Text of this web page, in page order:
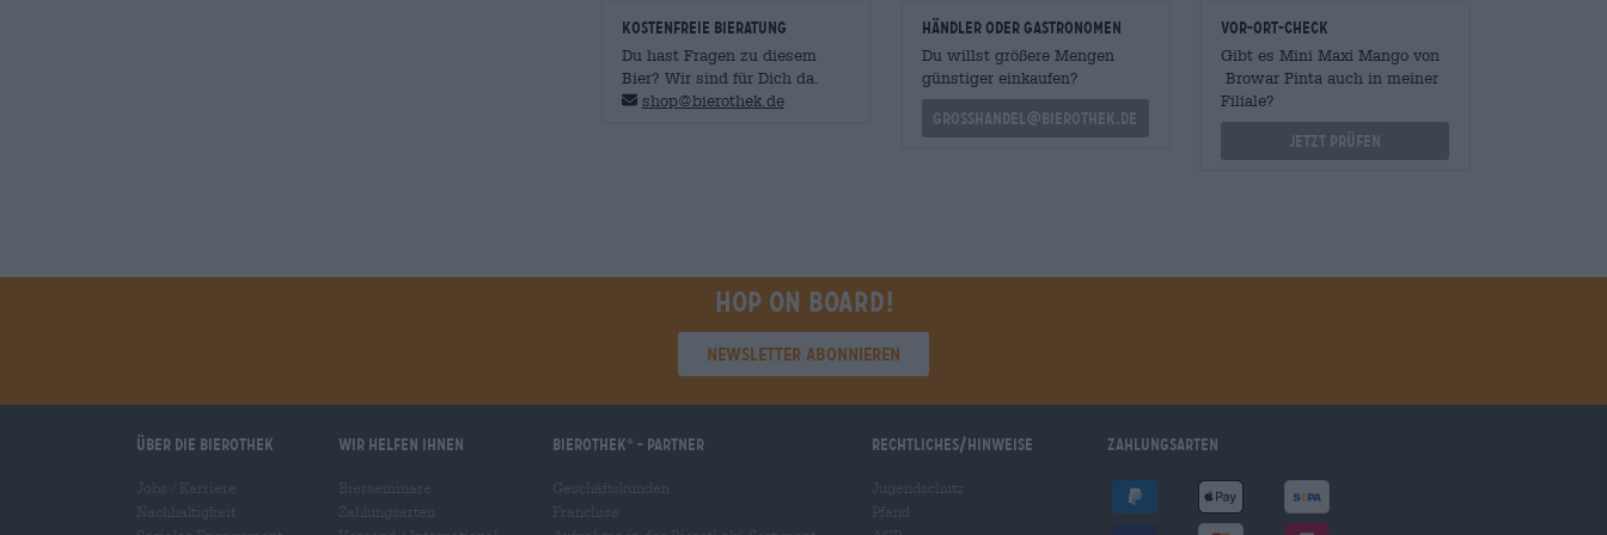
KOSTENFREIE BIERATUNG
Du hast Fragen zu diesem
Bier? Wir sind für Dich da.
shop@bierothek.de
Händler oder Gastronomen
Du willst größere Mengen
günstiger einkaufen?
grosshandel@bierothek.de
Vor-Ort-Check
Gibt es Mini Maxi Mango von
Browar Pinta auch in meiner
Filiale?
Jetzt prüfen
Hop on board!
Newsletter abonnieren
Über die Bierothek Wir helfen Ihnen Bierothek - Partner Rechtliches/Hinweise Zahlungsarten